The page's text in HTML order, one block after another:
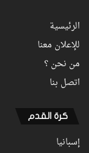
الرئيسية
للإعلان معنا
من نحن ؟
اتصل بنا
كرة القدم
إسبانيا